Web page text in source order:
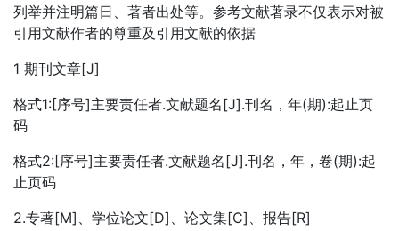
列举并注明篇日、著者出处等。参考文献著录不仅表示对被
引用文献作者的尊重及引用文献的依据
1 期刊文章[J]
格式1:[序号]主要责任者.文献题名[J].刊名，年(期):起止页
码
格式2:[序号]主要责任者.文献题名[J].刊名，年，卷(期):起
止页码
2.专著[M]、学位论文[D]、论文集[C]、报告[R]